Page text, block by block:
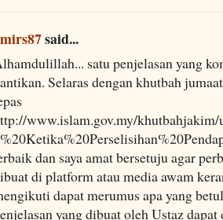
said...
satu penjelasan yang
Selaras dengan khutbah
www.islam.gov.my/
dan saya amat bersetuju agar
di platform atau media awam
dapat merumus apa yang
yang dibuat oleh Ustaz